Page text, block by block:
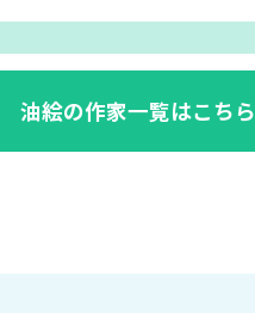
油絵の作家一覧はこちら